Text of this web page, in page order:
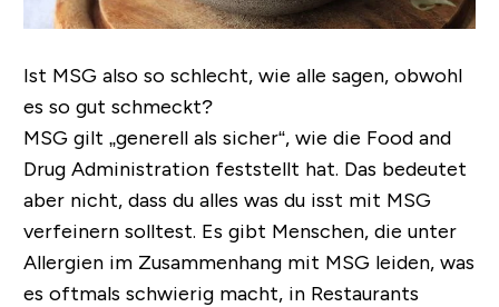
Ist MSG also so schlecht, wie alle sagen, obwohl
es so gut schmeckt?
MSG gilt „generell als sicher“, wie die Food and
Drug Administration feststellt hat. Das bedeutet
aber nicht, dass du alles was du isst mit MSG
verfeinern solltest. Es gibt Menschen, die unter
Allergien im Zusammenhang mit MSG leiden, was
es oftmals schwierig macht, in Restaurants